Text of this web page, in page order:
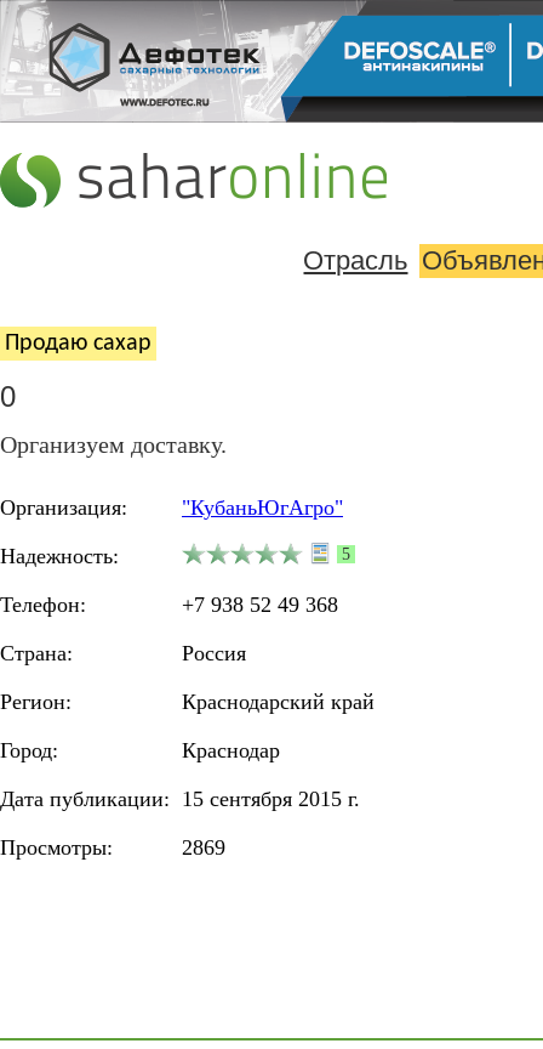
Отрасль
Продаю cахар
0
Организуем доставку.
Организация:
"КубаньЮгАгро"
Надежность:
5
Телефон:
+7 938 52 49 368
Страна:
Россия
Регион:
Краснодарский край
Город:
Краснодар
Дата публикации: 15 сентября 2015 г.
Просмотры:
2869